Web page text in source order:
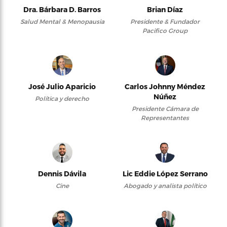
Dra. Bárbara D. Barros
Salud Mental & Menopausia
Brian Díaz
Presidente & Fundador
Pacifico Group
José Julio Aparicio
Política y derecho
Carlos Johnny Méndez
Núñez
Presidente Cámara de
Representantes
Dennis Dávila
Cine
Lic Eddie López Serrano
Abogado y analista político